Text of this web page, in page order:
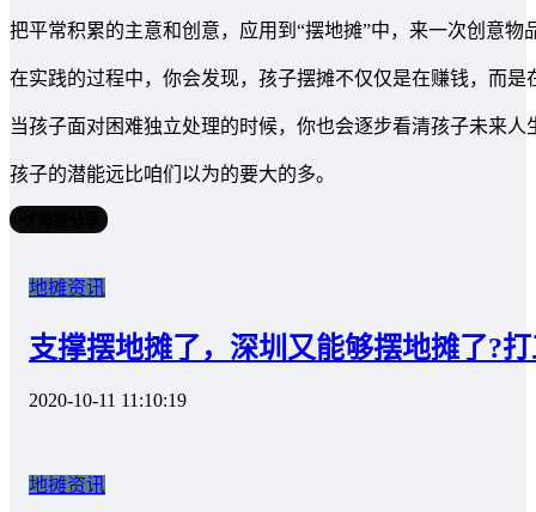
把平常积累的主意和创意，应用到“摆地摊”中，来一次创意物
在实践的过程中，你会发现，孩子摆摊不仅仅是在赚钱，而是
当孩子面对困难独立处理的时候，你也会逐步看清孩子未来人
孩子的潜能远比咱们以为的要大的多。
地摊资讯
支撑摆地摊了，深圳又能够摆地摊了?
2020-10-11 11:10:19
地摊资讯